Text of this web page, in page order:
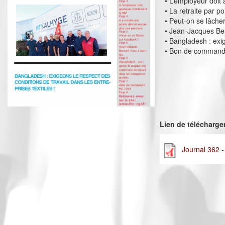
• La retraite par
• Peut-on se
• Jean-Jacques
• Bangladesh :
• Bon de
Lien de
Journal 362